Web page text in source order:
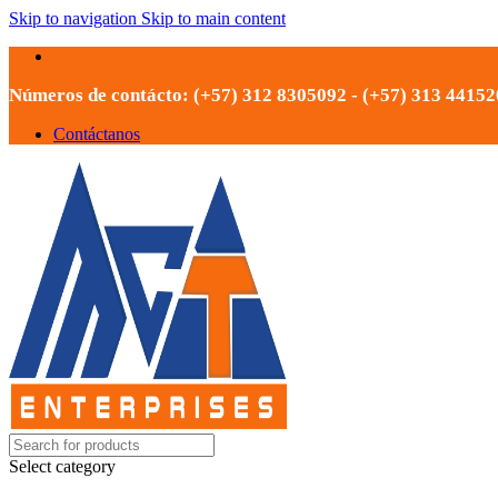
Skip to navigation Skip to main content
Números de contácto: (+57) 312 8305092 - (+57) 313
Contáctanos
Select category